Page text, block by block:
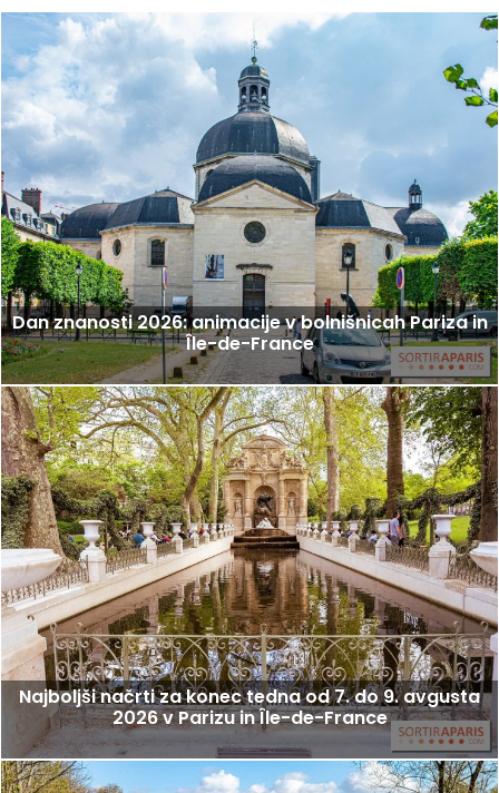
Dan znanosti 2026: animacije v bolnišnicah Pariza in
Île-de-France
Najboljši načrti za konec tedna od 7. do 9. avgusta
2026 v Parizu in Île-de-France